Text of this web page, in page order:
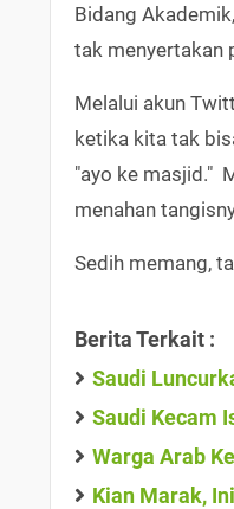
Bidang
tak menyertakan
Melalui akun
ketika kita tak
"ayo ke masjid."
menahan
Sedih memang,
Berita Terkait :
Saudi
Saudi Kecam
Warga Arab
Kian Marak,